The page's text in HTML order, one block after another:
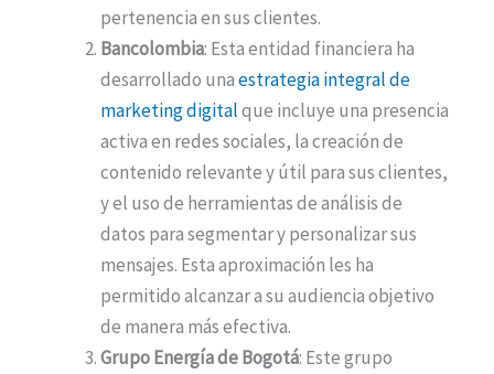
pertenencia en sus clientes​​.
Bancolombia: Esta entidad financiera ha
desarrollado unaestrategia integral de
marketing digitalque incluye una presencia
activa en redes sociales, la creación de
contenido relevante y útil para sus clientes,
y el uso de herramientas de análisis de
datos para segmentar y personalizar sus
mensajes. Esta aproximación les ha
permitido alcanzar a su audiencia objetivo
de manera más efectiva​​.
Grupo Energía de Bogotá: Este grupo